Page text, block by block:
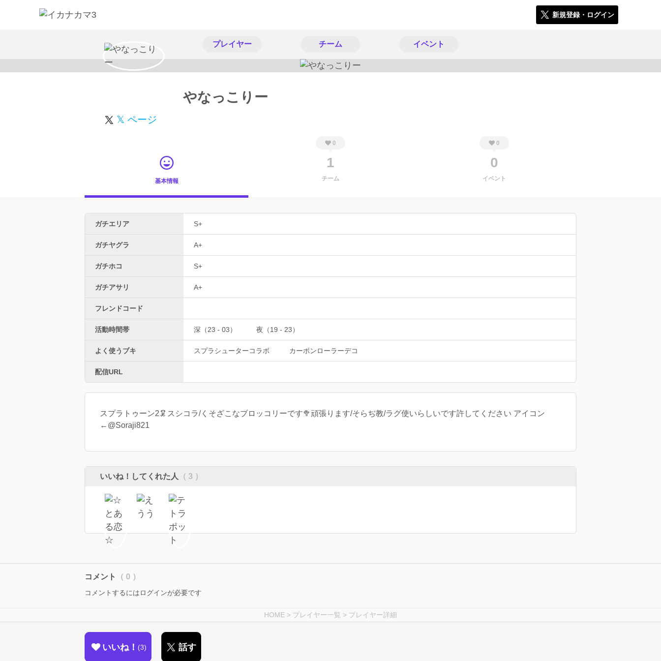
新規登録・ログイン
プレイヤー チーム イベント
やなっこりー
𝕏 ページ
基本情報
0
1
チーム
0
0
イベント
ガチエリア S+
ガチヤグラ A+
ガチホコ S+
ガチアサリ A+
フレンドコード
活動時間帯 深（23 - 03） 夜（19 - 23）
よく使うブキ スプラシューターコラボ カーボンローラーデコ
配信URL
スプラトゥーン2🦑スシコラ/くそざこなブロッコリーです🥦頑張ります/そらぢ教/ラグ使いらしいです許してください アイコン
←@Soraji821
いいね！してくれた人 （ 3 ）
コメント （ 0 ）
コメントするにはログインが必要です
HOME > プレイヤー一覧 > プレイヤー詳細
いいね！ 3 話す